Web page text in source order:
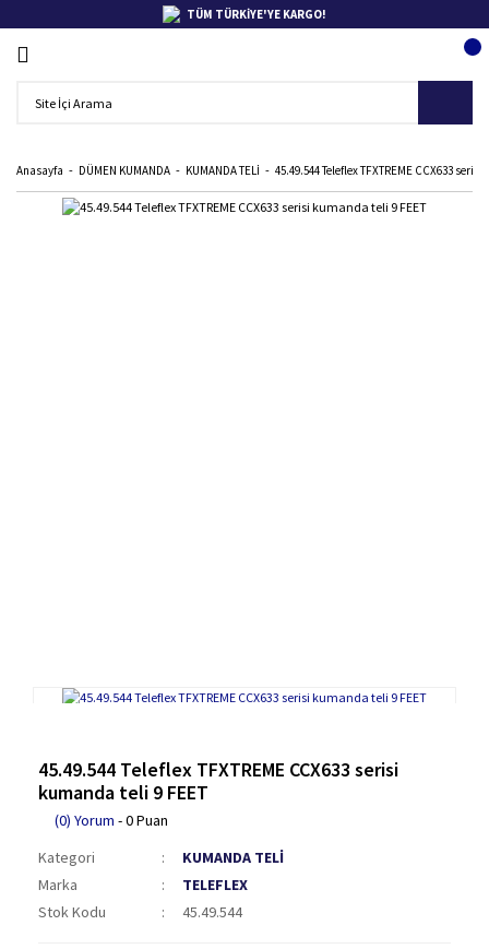
TÜM TÜRKİYE'YE KARGO!
Anasayfa DÜMEN KUMANDA KUMANDA TELİ 45.49.544 Teleflex TFXTREME CCX633
45.49.544 Teleflex TFXTREME CCX633 serisi
kumanda teli 9 FEET
(0) Yorum - 0 Puan
Kategori
KUMANDA TELİ
Marka
TELEFLEX
Stok Kodu
45.49.544